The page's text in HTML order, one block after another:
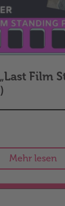
Film
Mehr lesen